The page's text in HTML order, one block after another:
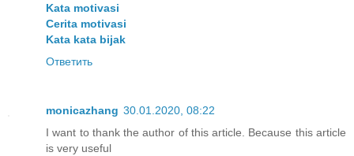
Kata motivasi
Cerita motivasi
Kata kata bijak
Ответить
monicazhang 30.01.2020, 08:22
I want to thank the author of this article. Because this article
is very useful